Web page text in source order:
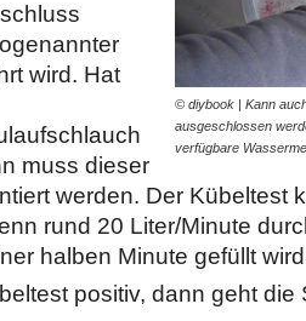
© diybook | Kann
ausgeschlossen
verfügbare
wird. Hat
muss dieser
werden. Der Kübeltest
rund 20 Liter/Minute
halben Minute gefüllt
positiv, dann geht die